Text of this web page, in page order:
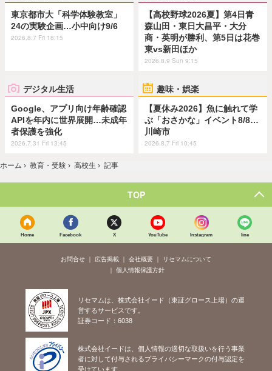
東京都市大「科学体験教室」
24の実験企画…小中向け9/6
2026.8.7 Fri 18:15
【高校野球2026夏】第4日青
森山田・東日大昌平・大分
商・英明が勝利、第5日は花巻
東vs新田ほか
2026.8.9 Sun 9:15
デジタル生活
Google、アプリ向け年齢確認
APIを年内に世界展開…未成年
者保護を強化
2026.7.31 Fri 13:45
趣味・娯楽
【夏休み2026】魚に触れて学
ぶ「おさかな」イベント8/8…
川崎市
2026.8.7 Fri 10:45
ホーム › 教育・受験 › 高校生 › 記事
TOP
Home Facebook X YouTube Instagram line
お問合せ 広告掲載 会社概要
リセマムについて
個人情報保護方針
リセマムは、株式会社イード（東証グロース上場）の運
営するサービスです。
証券コード：6038
株式会社イードは、個人情報の適切な取扱いを行う事業
者に対して付与されるプライバシーマークの付与認定を
受けています。